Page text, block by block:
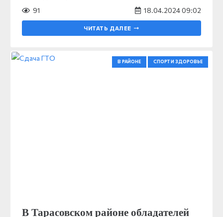
91
18.04.2024 09:02
ЧИТАТЬ ДАЛЕЕ
В РАЙОНЕ СПОРТ И ЗДОРОВЬЕ
В Тарасовском районе обладателей